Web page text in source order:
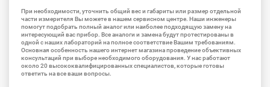
При необходимости, уточнить общий вес и габариты или размер отдельной
части измерителя Вы можете в нашем сервисном центре. Наши инженеры
помогут подобрать полный аналог или наиболее подходящую замену на
интересующий вас прибор. Все аналоги и замена будут протестированы в
одной с наших лабораторий на полное соответствие Вашим требованиям.
Основная особенность нашего интернет магазина проведение объективных
консультаций при выборе необходимого оборудования. У нас работают
около 20 высококвалифицированных специалистов, которые готовы
ответить на все ваши вопросы.